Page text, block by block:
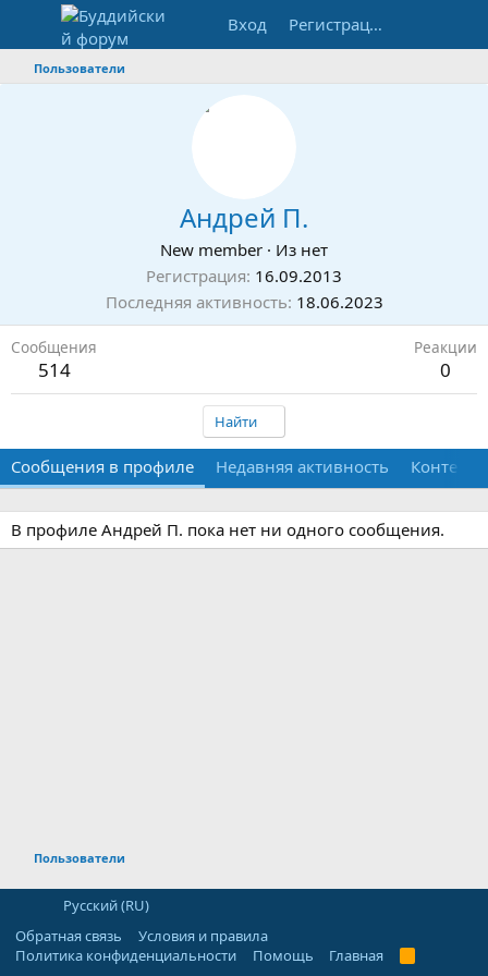
Вход Регистрация
Пользователи
Андрей П.
New member · Из нет
Регистрация 16.09.2013
Последняя активность 18.06.2023
Сообщения
514
Реакции
0
Найти
Сообщения в профиле Недавняя активность Контент
В профиле Андрей П. пока нет ни одного сообщения.
Пользователи
Русский (RU)
Обратная связь
Условия и правила
Политика конфиденциальности
Помощь Главная
R